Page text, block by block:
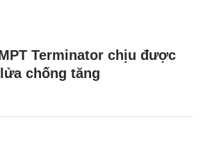
Terminator chịu được
chống tăng